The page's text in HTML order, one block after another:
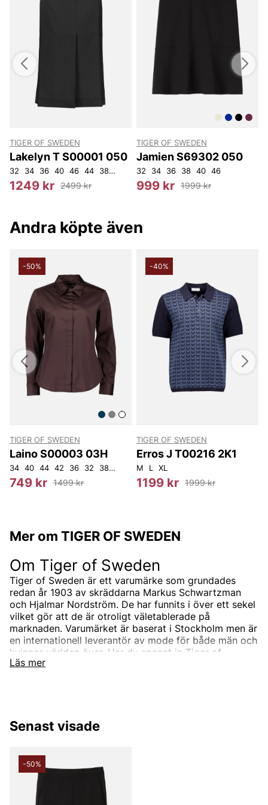
TIGER OF SWEDEN
Lakelyn T S00001 050
32 34 36 40 46 44 38 42
1249 kr 2499 kr
TIGER OF SWEDEN
Jamien S69302 050
32 34 36 38 40 46
999 kr 1999 kr
Andra köpte även
W30L30 W31L32
-50%
TIGER OF SWEDEN
Laino S00003 03H
34 40 44 42 36 32 38 46
749 kr 1499 kr
-40%
TIGER OF SWEDEN
Erros J T00216 2K1
M L XL
1199 kr 1999 kr
Mer om TIGER OF SWEDEN
Läs mer
Om Tiger of Sweden
Tiger of Sweden är ett varumärke som grundades
redan år 1903 av skräddarna Markus Schwartzman
och Hjalmar Nordström. De har funnits i över ett sekel
vilket gör att de är otroligt väletablerade på
marknaden. Varumärket är baserat i Stockholm men är
en internationell leverantör av mode för både män och
kvinnor världen över. Har du spanat in Tiger of
Swedens sortiment än? Vi erbjuder Tiger of Swedens
tidlöst och modernt. Produkterna är oftast enfärgade
men de samarbetar också med de bästa
leverantörerna i branschen som de utvecklar unika
modekollektioner tillsammans med. Välskräddat mode
är helt enkelt Tiger of Swedens signum.
Senast visade
-50%